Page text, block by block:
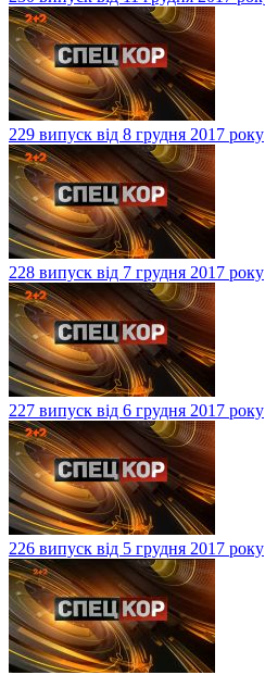
229 випуск від 8 грудня 2017 року
228 випуск від 7 грудня 2017 року
227 випуск від 6 грудня 2017 року
226 випуск від 5 грудня 2017 року